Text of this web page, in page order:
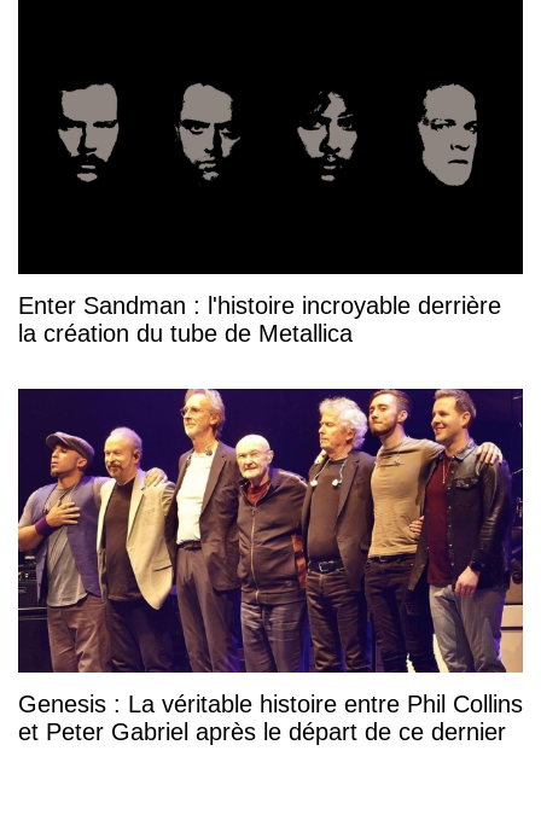
Enter Sandman : l'histoire incroyable derrière
la création du tube de Metallica
Genesis : La véritable histoire entre Phil Collins
et Peter Gabriel après le départ de ce dernier